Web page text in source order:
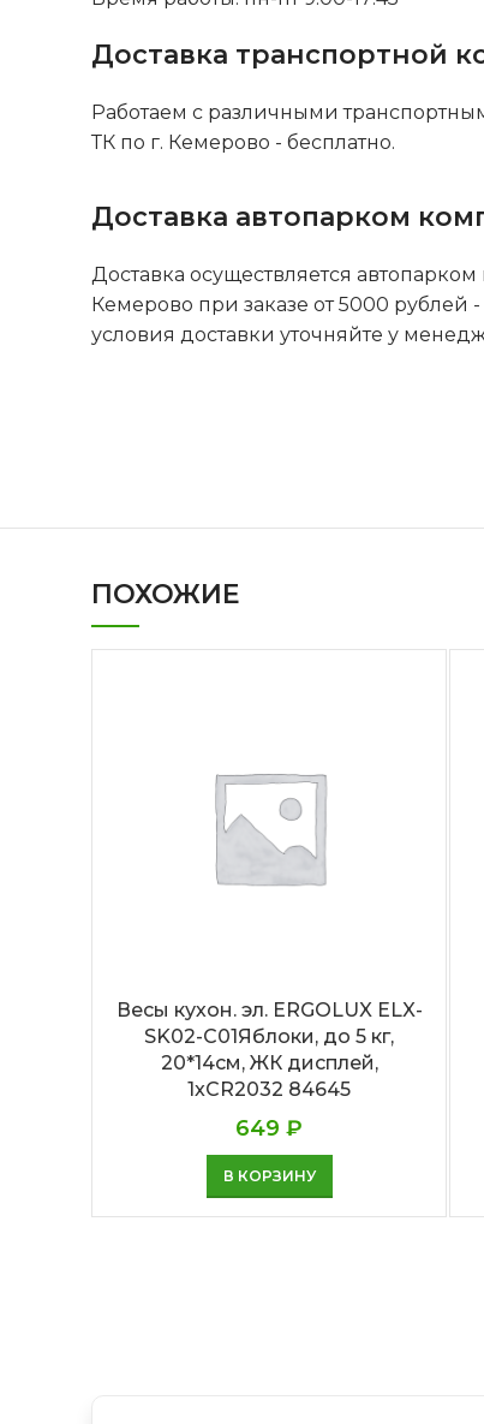
Доставка транспортной
Работаем с различными
ТК по г. Кемерово - бесплатно.
Доставка автопарком
Доставка осуществляется
Кемерово при заказе от 5000 рублей
условия доставки уточняйте у
ПОХОЖИЕ
Весы кухон. эл. ERGOLUX ELX-
SK02-С01Яблоки, до 5 кг,
20*14cм, ЖК дисплей,
1xCR2032 84645
649₽
В КОРЗИНУ